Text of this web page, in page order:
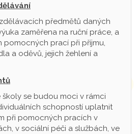
předmětů daných
zaměřena na ruční práce, a
pomocných prací při příjmu,
a oděvů, jejich žehlení a
se budou moci v rámci
schopností uplatnit
při pomocných pracích v
v sociální péči a službách, ve